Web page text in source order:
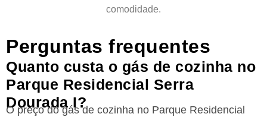
comodidade.
Perguntas frequentes
Quanto custa o gás de cozinha no
Parque Residencial Serra
Dourada I?
O preço do gás de cozinha no Parque Residencial